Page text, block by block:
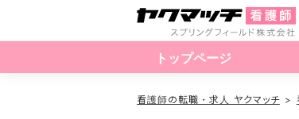
トップページ
看護師の転職・求人 ヤクマッチ